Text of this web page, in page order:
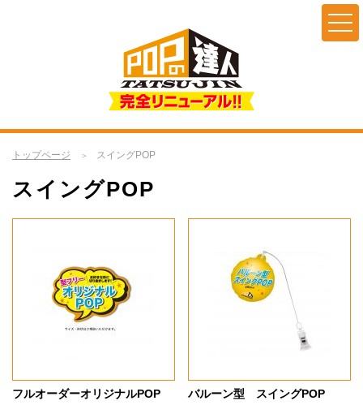
トップページ スイングPOP
スイングPOP
フルオーダーオリジナルPOP バルーン型 スイングPOP